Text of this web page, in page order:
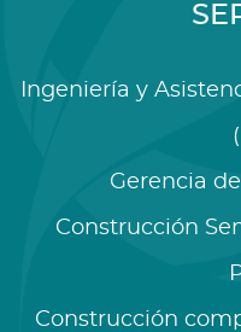
Ingeniería y
Gerencia
Construcción
Construcción